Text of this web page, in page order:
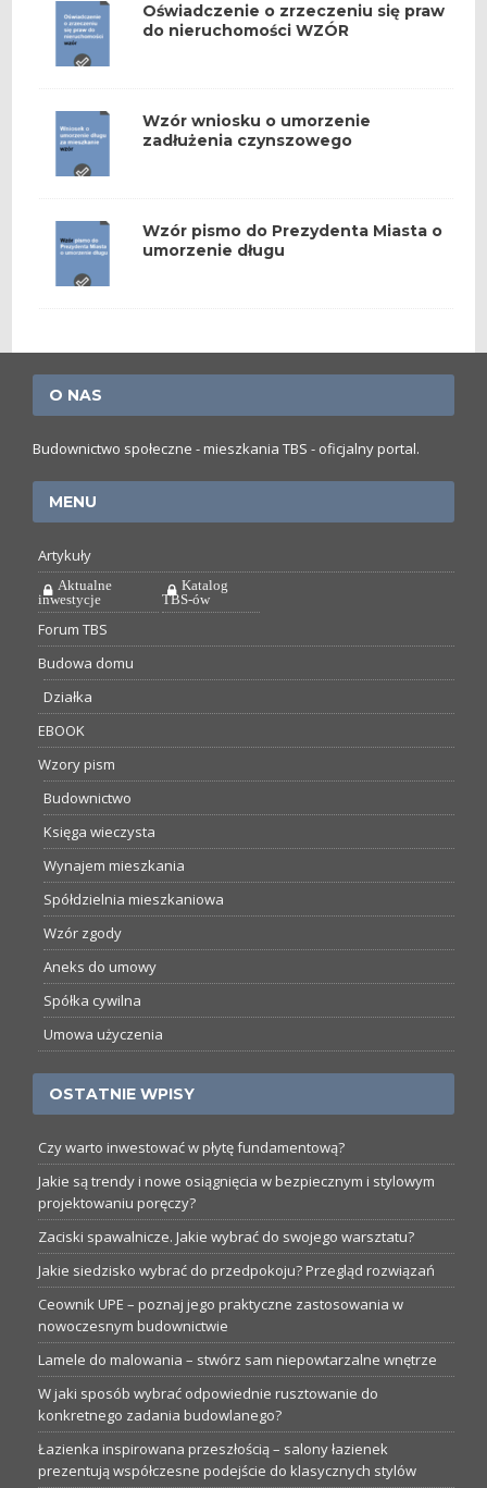
Oświadczenie o zrzeczeniu się praw
do nieruchomości WZÓR
Wzór wniosku o umorzenie
zadłużenia czynszowego
Wzór pismo do Prezydenta Miasta o
umorzenie długu
O NAS
Budownictwo społeczne - mieszkania TBS - oficjalny portal.
MENU
Artykuły
Aktualne
inwestycje
Katalog
TBS-ów
Forum TBS
Budowa domu
Działka
EBOOK
Wzory pism
Budownictwo
Księga wieczysta
Wynajem mieszkania
Spółdzielnia mieszkaniowa
Wzór zgody
Aneks do umowy
Spółka cywilna
Umowa użyczenia
OSTATNIE WPISY
Czy warto inwestować w płytę fundamentową?
Jakie są trendy i nowe osiągnięcia w bezpiecznym i stylowym
projektowaniu poręczy?
Zaciski spawalnicze. Jakie wybrać do swojego warsztatu?
Jakie siedzisko wybrać do przedpokoju? Przegląd rozwiązań
Ceownik UPE – poznaj jego praktyczne zastosowania w
nowoczesnym budownictwie
Lamele do malowania – stwórz sam niepowtarzalne wnętrze
W jaki sposób wybrać odpowiednie rusztowanie do
konkretnego zadania budowlanego?
Łazienka inspirowana przeszłością – salony łazienek
prezentują współczesne podejście do klasycznych stylów